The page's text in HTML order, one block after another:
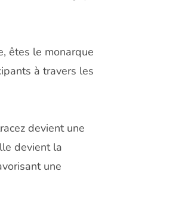
êtes le monarque
à travers les
devient une
devient la
une